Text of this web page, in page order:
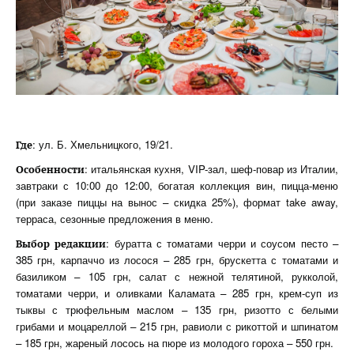
Где: ул. Б. Хмельницкого, 19/21.
Особенности: итальянская кухня, VIP-зал, шеф-повар из Италии,
завтраки с 10:00 до 12:00, богатая коллекция вин, пицца-меню
(при заказе пиццы на вынос – скидка 25%), формат take away,
терраса, сезонные предложения в меню.
Выбор редакции: буратта с томатами черри и соусом песто –
385 грн, карпаччо из лосося – 285 грн, брускетта с томатами и
базиликом – 105 грн, салат с нежной телятиной, рукколой,
томатами черри, и оливками Каламата – 285 грн, крем-суп из
тыквы с трюфельным маслом – 135 грн, ризотто с белыми
грибами и моцареллой – 215 грн, равиоли с рикоттой и шпинатом
– 185 грн, жареный лосось на пюре из молодого гороха – 550 грн.